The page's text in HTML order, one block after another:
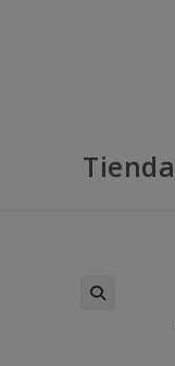
Tienda